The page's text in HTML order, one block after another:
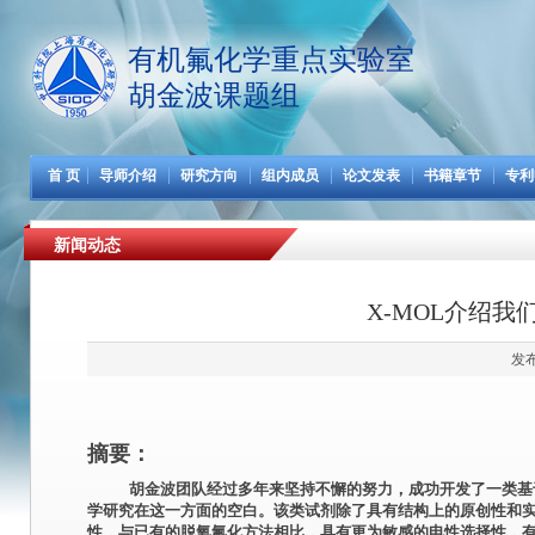
有机氟化学重点实验室
胡金波课题组
首 页 导师介绍 研究方向 组内成员 论文发表 书籍章节 专
新闻动态
X-MOL介绍我
发
摘要：
胡金波团队经过多年来坚持不懈的努力，成功开发了一类
学研究在这一方面的空白。该类试剂除了具有结构上的原创性和